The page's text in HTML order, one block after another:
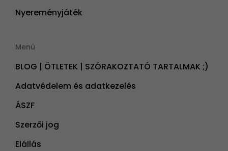
Nyereményjáték
Menü
BLOG | ÖTLETEK | SZÓRAKOZTATÓ TARTALMAK ;)
Adatvédelem és adatkezelés
ÁSZF
Szerzői jog
Elállás